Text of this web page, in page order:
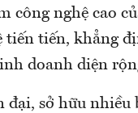
công nghệ cao
tiến tiến, khẳng
doanh diện
sở hữu nhiều